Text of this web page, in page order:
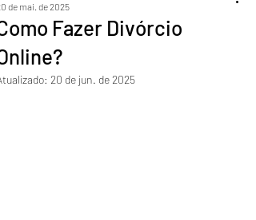
Fazer Divórcio
de mai. de 2025
20 de jun. de 2025